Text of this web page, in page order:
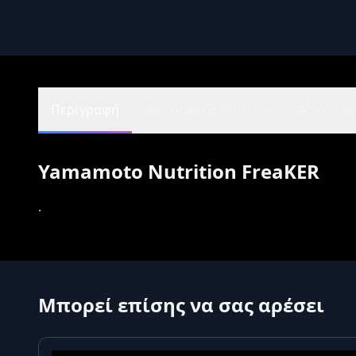
Yamamoto Nutrition FreaKER
.
Μπορεί επίσης να σας αρέσει